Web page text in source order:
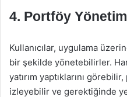
4. Portföy
Kullanıcılar, uygulama
bir şekilde yönetebilirler.
yatırım yaptıklarını
izleyebilir ve gerektiğinde